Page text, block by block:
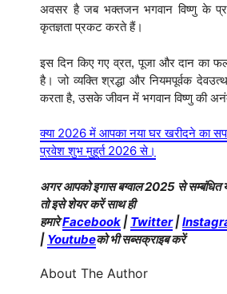
अवसर है जब भक्तजन भगवान विष्णु के
कृतज्ञता प्रकट करते हैं।
इस दिन किए गए व्रत, पूजा और दान का
है। जो व्यक्ति श्रद्धा और नियमपूर्वक
करता है, उसके जीवन में भगवान विष्णु की
क्या 2026 में आपका नया घर खरीदने का
प्रवेश शुभ मुहूर्त 2026 से।
अगर आपको इगास बग्वाल 2025 से सम्बंधित
तो इसे शेयर करें साथ ही
हमारेFacebook | Twitter|
| Youtubeको भी सब्सक्राइब करें
About The Author